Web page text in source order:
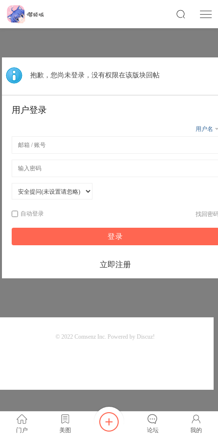
抱歉，您尚未登录，没有权限在该版块回帖
用户登录
用户名
自动登录 找回密
登录
立即注册
门户 美图 论坛 我的
© 2022Comsenz Inc. Powered by Discuz!